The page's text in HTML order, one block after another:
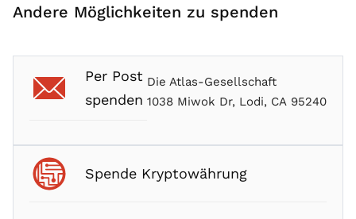
Andere Möglichkeiten zu spenden
Per Post
spenden
Die Atlas-Gesellschaft
1038 Miwok Dr, Lodi, CA 95240
Spende Kryptowährung